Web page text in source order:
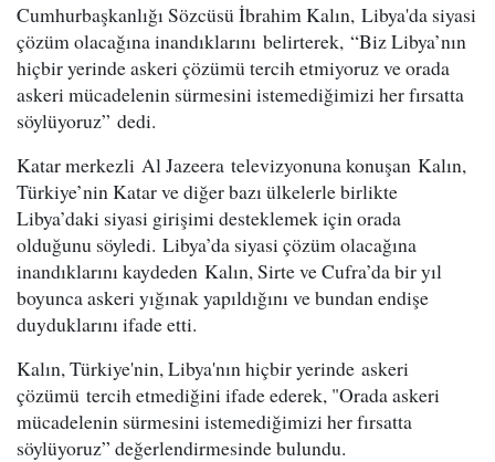
Cumhurbaşkanlığı Sözcüsü İbrahim Kalın, Libya'da siyasi
çözüm olacağına inandıklarını belirterek, “Biz Libya’nın
hiçbir yerinde askeri çözümü tercih etmiyoruz ve orada
askeri mücadelenin sürmesini istemediğimizi her fırsatta
söylüyoruz” dedi.
Katar merkezli Al Jazeera televizyonuna konuşan Kalın,
Türkiye’nin Katar ve diğer bazı ülkelerle birlikte
Libya’daki siyasi girişimi desteklemek için orada
olduğunu söyledi. Libya’da siyasi çözüm olacağına
inandıklarını kaydeden Kalın, Sirte ve Cufra’da bir yıl
boyunca askeri yığınak yapıldığını ve bundan endişe
duyduklarını ifade etti.
Kalın, Türkiye'nin, Libya'nın hiçbir yerinde askeri
çözümü tercih etmediğini ifade ederek, "Orada askeri
mücadelenin sürmesini istemediğimizi her fırsatta
söylüyoruz” değerlendirmesinde bulundu.